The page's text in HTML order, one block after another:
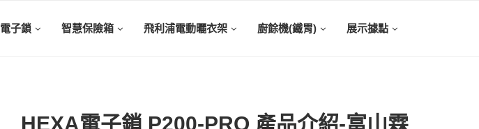
電子鎖 智慧保險箱 飛利浦電動曬衣架 廚餘機(鐵胃) 展示據點
HEXA電子鎖 P200-PRO 產品介紹-富山霖